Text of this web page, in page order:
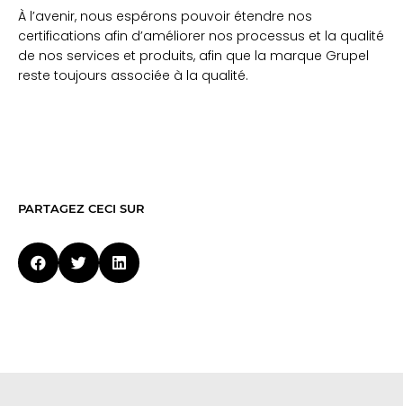
À l’avenir, nous espérons pouvoir étendre nos
certifications afin d’améliorer nos processus et la qualité
de nos services et produits, afin que la marque Grupel
reste toujours associée à la qualité.
PARTAGEZ CECI SUR